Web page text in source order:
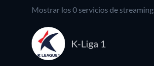
Mostrar los 0 servicios de streaming
K-Liga 1